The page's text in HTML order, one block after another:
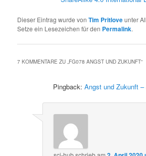
Dieser Eintrag wurde vonTim Pritloveunter
Setze ein Lesezeichen für den Permalink.
7 KOMMENTARE ZU „FG078 ANGST UND ZUKUNFT“
Pingback:Angst und Zukunft